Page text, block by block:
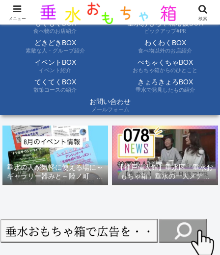
ようこそ垂水おもちゃ箱へ。垂水の情報を自分たちの目でみて聞いて伝えます
もぐもぐBOX
食べ物のお店紹介
垂水おもちゃ箱応援BOX
ピックアップ#PR
どきどきBOX
素敵な人・グループ紹介
わくわくBOX
食べ物以外のお店紹介
イベントBOX
イベント紹介
ぺちゃくちゃBOX
おもちゃ箱からのひとこと
てくてくBOX
散策コースの紹介
きょろきょろBOX
垂水で発見したもの紹介
お問い合わせ
メールフォーム
垂水の人が気軽に使える場に～
ギャラリー器みと～陸ノ町 ８
月のイベント情報
【神戸偉人館】垂水区「垂水お
もちゃ箱」垂水の一大メディ
ア！？｜神戸の魅力を凸インタ
メニュー 検索